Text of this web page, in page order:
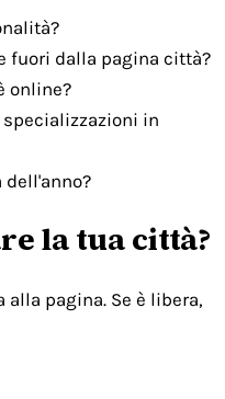
fuori dalla pagina città?
online?
in
dell'anno?
la tua città?
pagina. Se è libera,